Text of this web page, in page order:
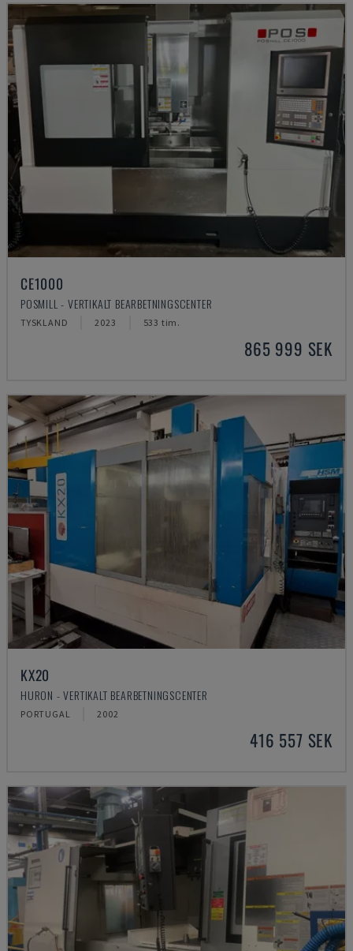
CE1000
POSMILL - VERTIKALT BEARBETNINGSCENTER
TYSKLAND 2023 533 tim.
865 999 SEK
KX20
HURON - VERTIKALT BEARBETNINGSCENTER
PORTUGAL 2002
416 557 SEK